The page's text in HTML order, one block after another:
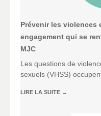
Prévenir les violences
engagement qui se
MJC
Les questions de
sexuels (VHSS)
LIRE LA SUITE →